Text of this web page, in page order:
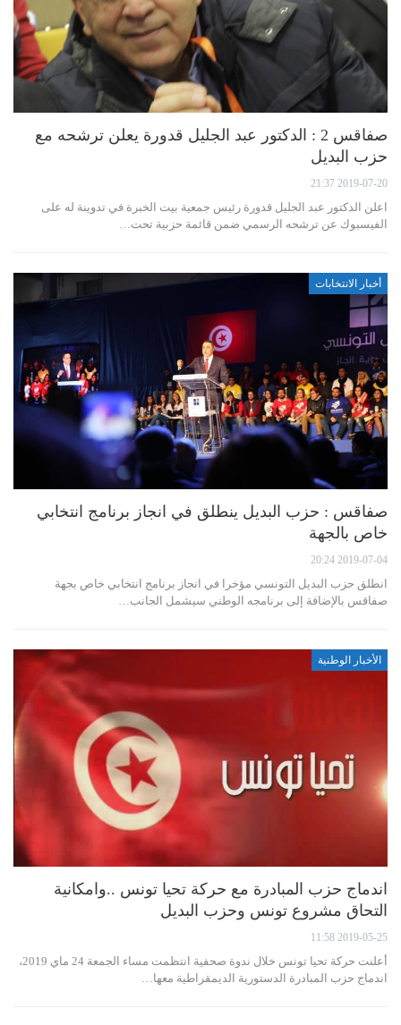
صفاقس 2 : الدكتور عبد الجليل قدورة يعلن ترشحه مع
حزب البديل
2019-07-20 21:37
اعلن الدكتور عبد الجليل قدورة رئيس جمعية بيت الخبرة في تدوينة له على
الفيسبوك عن ترشحه الرسمي ضمن قائمة حزبية تحت…
أخبار الانتخابات
صفاقس : حزب البديل ينطلق في انجاز برنامج انتخابي
خاص بالجهة
2019-07-04 20:24
انطلق حزب البديل التونسي مؤخرا في انجاز برنامج انتخابي خاص بجهة
صفاقس بالإضافة إلى برنامجه الوطني سيشمل الجانب…
الأخبار الوطنية
اندماج حزب المبادرة مع حركة تحيا تونس ..وامكانية
التحاق مشروع تونس وحزب البديل
2019-05-25 11:58
أعلنت حركة تحيا تونس خلال ندوة صحفية انتظمت مساء الجمعة 24 ماي 2019،
اندماج حزب المبادرة الدستورية الديمقراطية معها…